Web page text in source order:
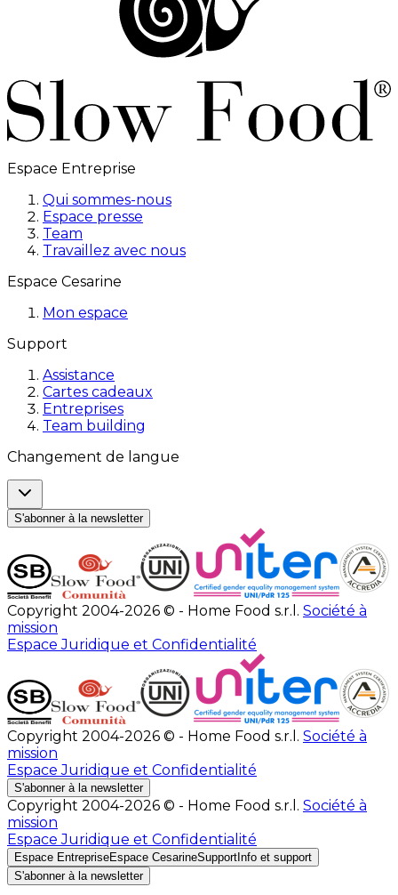
Espace Entreprise
Qui sommes-nous
Espace presse
Team
Travaillez avec nous
Espace Cesarine
Mon espace
Support
Assistance
Cartes cadeaux
Entreprises
Team building
Changement de langue
S'abonner à la newsletter
Copyright 2004-2026 © - Home Food s.r.l. Société à
mission
Espace Juridique et Confidentialité
Copyright 2004-2026 © - Home Food s.r.l. Société à
mission
Espace Juridique et Confidentialité
S'abonner à la newsletter
Copyright 2004-2026 © - Home Food s.r.l. Société à
mission
Espace Juridique et Confidentialité
Espace EntrepriseEspace CesarineSupport Info et support
S'abonner à la newsletter